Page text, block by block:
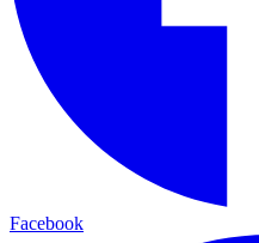
Facebook